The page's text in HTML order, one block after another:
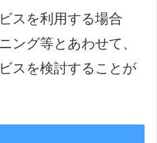
スを利用する場合
ング等とあわせて、
スを検討することが